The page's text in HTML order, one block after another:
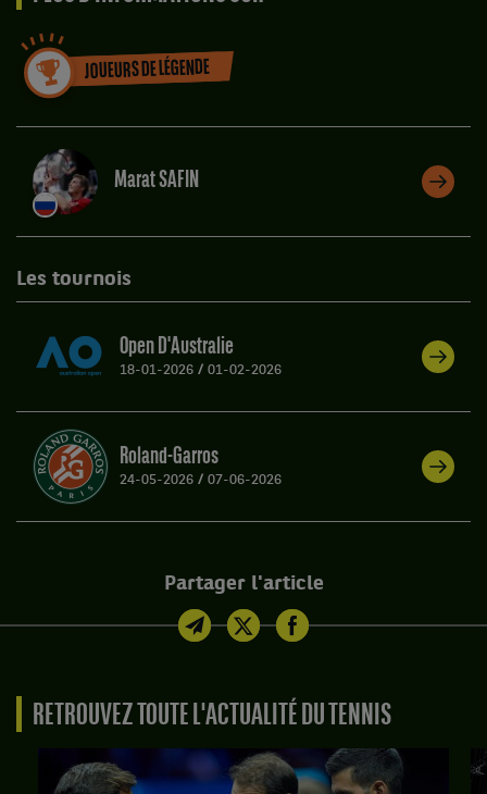
JOUEURS DE LÉGENDE
Marat SAFIN
Les tournois
Open D'Australie
18-01-2026 / 01-02-2026
Roland-Garros
24-05-2026 / 07-06-2026
Partager l'article
RETROUVEZ TOUTE L'ACTUALITÉ DU TENNIS